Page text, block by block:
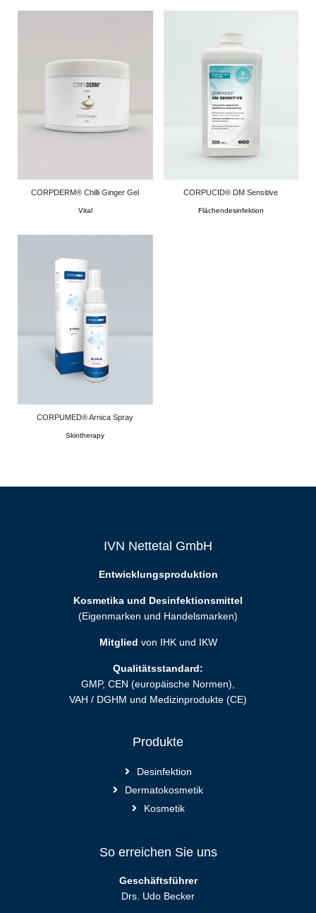
CORPDERM® Chilli Ginger Gel
Vital
CORPUCID® DM Sensitive
Flächendesinfektion
CORPUMED® Arnica Spray
Skintherapy
IVN Nettetal GmbH
Entwicklungsproduktion
Kosmetika und Desinfektionsmittel
(Eigenmarken und Handelsmarken)
Mitglied von IHK und IKW
Qualitätsstandard:
GMP, CEN (europäische Normen),
VAH / DGHM und Medizinprodukte (CE)
Produkte
Desinfektion
Dermatokosmetik
Kosmetik
So erreichen Sie uns
Geschäftsführer
Drs. Udo Becker